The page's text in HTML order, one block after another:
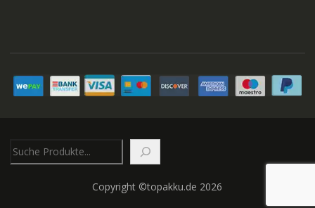
Copyright ©topakku.de 2026